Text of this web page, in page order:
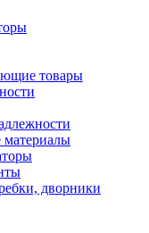
товары
материалы
дворники